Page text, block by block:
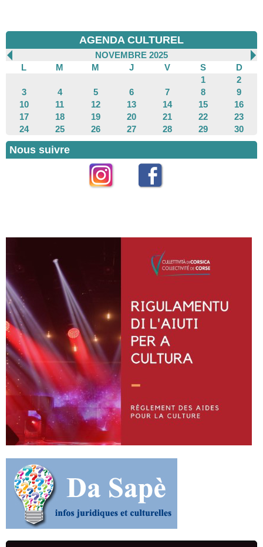
AGENDA CULTUREL
NOVEMBRE 2025
L
M M J V S
D
1
2
3
4 5 6 7 8
9
10
11 12 13 14 15
16
17
18 19 20 21 22
23
24
25 26 27 28 29 30
Nous suivre